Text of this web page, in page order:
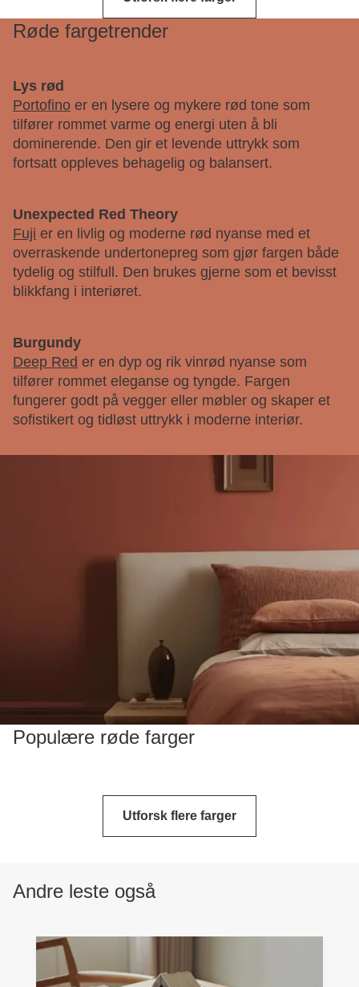
Røde fargetrender
Lys rød
Portofino er en lysere og mykere rød tone som
tilfører rommet varme og energi uten å bli
dominerende. Den gir et levende uttrykk som
fortsatt oppleves behagelig og balansert.
Unexpected Red Theory
Fuji er en livlig og moderne rød nyanse med et
overraskende undertonepreg som gjør fargen både
tydelig og stilfull. Den brukes gjerne som et bevisst
blikkfang i interiøret.
Burgundy
Deep Red er en dyp og rik vinrød nyanse som
tilfører rommet eleganse og tyngde. Fargen
fungerer godt på vegger eller møbler og skaper et
sofistikert og tidløst uttrykk i moderne interiør.
Populære røde farger
Utforsk flere farger
Andre leste også